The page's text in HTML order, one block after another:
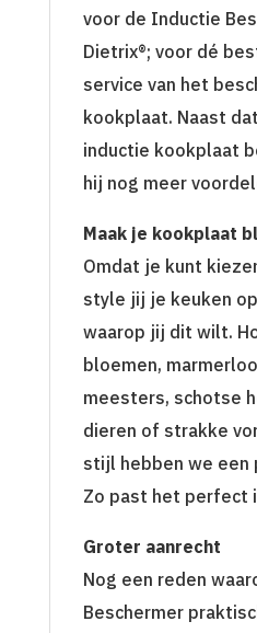
voor de Inductie
Dietrix®; voor dé
service van het
kookplaat. Naast
inductie kookplaat
hij nog meer
Maak je kookplaat
Omdat je kunt
style jij je keuken
waarop jij dit wilt.
bloemen,
meesters, schotse
dieren of strakke
stijl hebben we een
Zo past het perfect
Groter aanrecht
Nog een reden
Beschermer